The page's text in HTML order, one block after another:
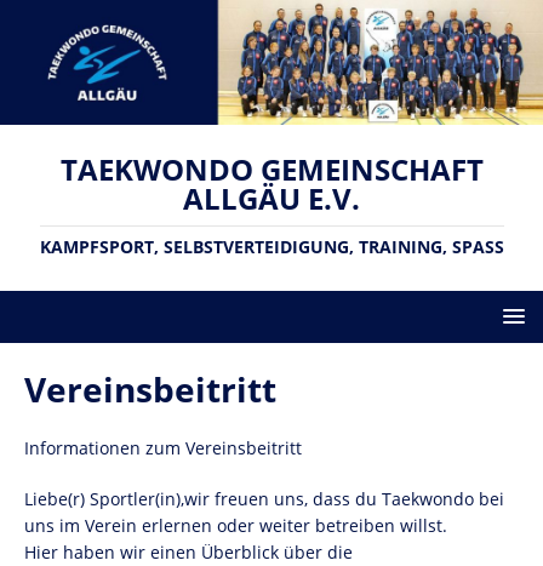
TAEKWONDO GEMEINSCHAFT
ALLGÄU E.V.
KAMPFSPORT, SELBSTVERTEIDIGUNG, TRAINING, SPASS
Vereinsbeitritt
Informationen zum Vereinsbeitritt
Liebe(r) Sportler(in),wir freuen uns, dass du Taekwondo bei
uns im Verein erlernen oder weiter betreiben willst.
Hier haben wir einen Überblick über die